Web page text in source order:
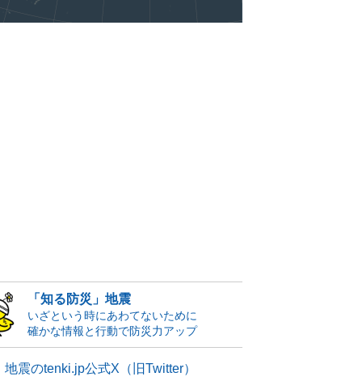
「知る防災」地震
いざという時にあわてないために
確かな情報と行動で防災力アップ
地震のtenki.jp公式X（旧Twitter）